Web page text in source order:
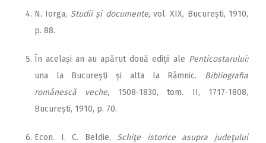
N. Iorga, Studii și documente, vol. XIX, București, 1910,
p. 88.
În același an au apărut două ediții ale Penticostarului:
una la București și alta la Râmnic. Bibliografia
românescă veche, 1508‑1830, tom. II, 1717‑1808,
București, 1910, p. 70.
Econ. I. C. Beldie, Schiţe istorice asupra judeţului